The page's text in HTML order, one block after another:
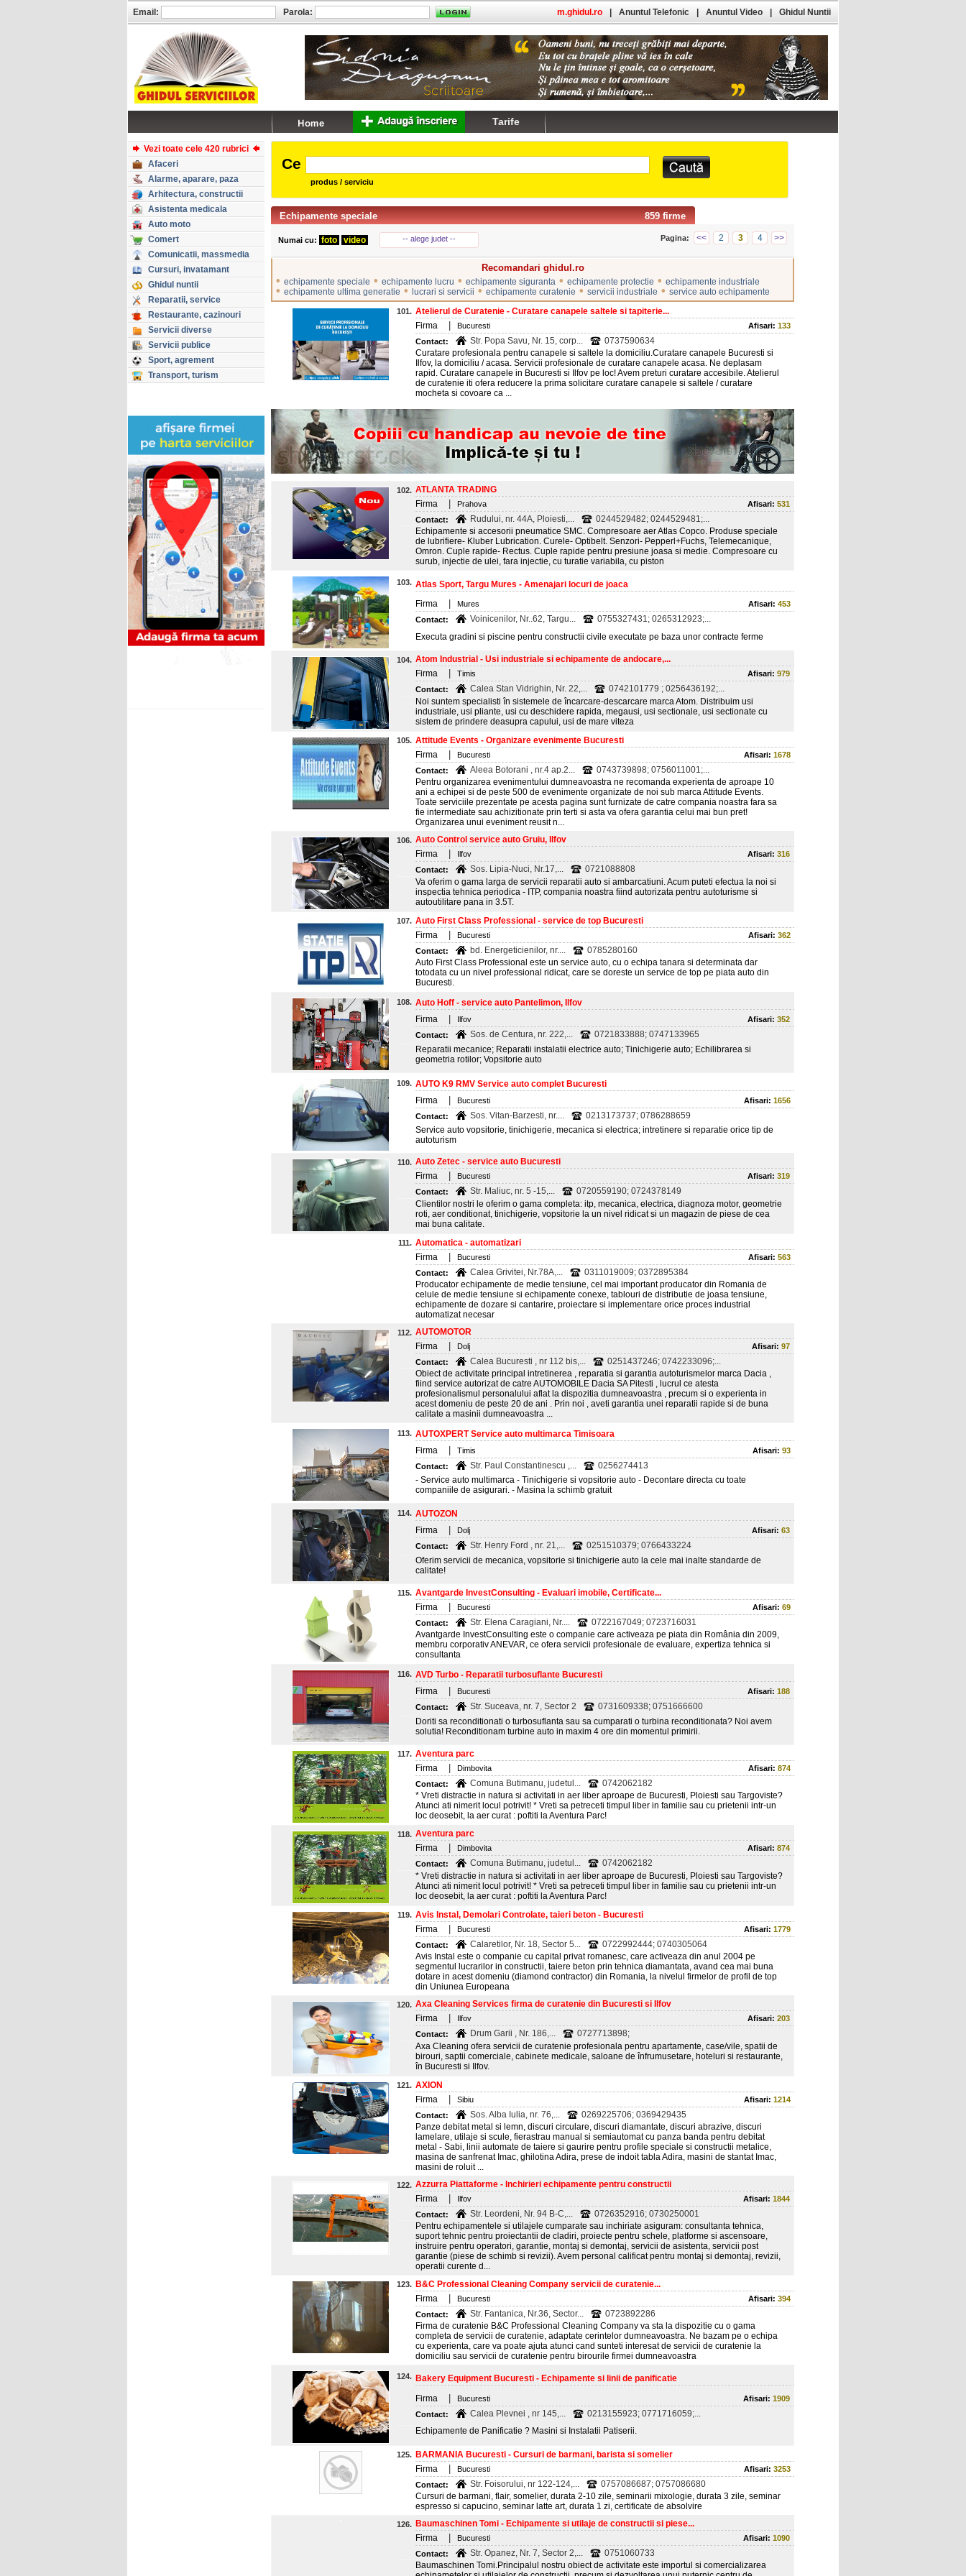
Vezi toate cele 420 rubrici
Afaceri
Alarme, aparare, paza
Arhitectura, constructii
Asistenta medicala
Auto moto
Comert
Comunicatii, massmedia
Cursuri, invatamant
Ghidul nuntii
Reparatii, service
Restaurante, cazinouri
Servicii diverse
Servicii publice
Sport, agrement
Transport, turism
Ce
produs / serviciu
859 firme
Echipamente speciale
Numai cu: foto video -- alege judet -- Pagina: << 2 3 4 >>
Recomandari ghidul.ro
• echipamente speciale • echipamente lucru • echipamente siguranta • echipamente protectie • echipamente industriale
• echipamente ultima generatie • lucrari si servicii • echipamente curatenie • servicii industriale • service auto echipamente
101. Atelierul de Curatenie - Curatare canapele saltele si tapiterie...
Firma
Bucuresti Afisari: 133
Contact:
Str. Popa Savu, Nr. 15, corp...
0737590634
Curatare profesionala pentru canapele si saltele la domiciliu.Curatare canapele Bucuresti si
Ilfov, la domiciliu / acasa. Servicii profesionale de curatare canapele acasa. Ne deplasam
rapid. Curatare canapele in Bucuresti si Ilfov pe loc! Avem preturi curatare accesibile. Atelierul
de curatenie iti ofera reducere la prima solicitare curatare canapele si saltele / curatare
mocheta si covoare ca ...
102. ATLANTA TRADING
Firma
Prahova Afisari: 531
Contact:
Rudului, nr. 44A, Ploiesti,...
0244529482; 0244529481;...
Echipamente si accesorii pneumatice SMC. Compresoare aer Atlas Copco. Produse speciale
de lubrifiere- Kluber Lubrication. Curele- Optibelt. Senzori- Pepperl+Fuchs, Telemecanique,
Omron. Cuple rapide- Rectus. Cuple rapide pentru presiune joasa si medie. Compresoare cu
surub, injectie de ulei, fara injectie, cu turatie variabila, cu piston
103. Atlas Sport, Targu Mures - Amenajari locuri de joaca
Firma
Mures Afisari: 453
Contact:
Voinicenilor, Nr..62, Targu...
0755327431; 0265312923;...
Executa gradini si piscine pentru constructii civile executate pe baza unor contracte ferme
104. Atom Industrial - Usi industriale si echipamente de andocare,...
Firma
Timis Afisari: 979
Contact:
Calea Stan Vidrighin, Nr. 22,...
0742101779 ; 0256436192;...
Noi suntem specialisti în sistemele de încarcare-descarcare marca Atom. Distribuim usi
industriale, usi pliante, usi cu deschidere rapida, megausi, usi sectionale, usi sectionate cu
sistem de prindere deasupra capului, usi de mare viteza
105. Attitude Events - Organizare evenimente Bucuresti
Firma
Bucuresti Afisari: 1678
Contact:
Aleea Botorani , nr.4 ap.2...
0743739898; 0756011001;...
Pentru organizarea evenimentului dumneavoastra ne recomanda experienta de aproape 10
ani a echipei si de peste 500 de evenimente organizate de noi sub marca Attitude Events.
Toate serviciile prezentate pe acesta pagina sunt furnizate de catre compania noastra fara sa
fie intermediate sau achizitionate prin terti si asta va ofera garantia celui mai bun pret!
Organizarea unui eveniment reusit n...
106. Auto Control service auto Gruiu, Ilfov
Firma
Ilfov Afisari: 316
Contact:
Sos. Lipia-Nuci, Nr.17,...
0721088808
Va oferim o gama larga de servicii reparatii auto si ambarcatiuni. Acum puteti efectua la noi si
inspectia tehnica periodica - ITP, compania noastra fiind autorizata pentru autoturisme si
autoutilitare pana in 3.5T.
107. Auto First Class Professional - service de top Bucuresti
Firma
Bucuresti Afisari: 362
Contact:
bd. Energeticienilor, nr....
0785280160
Auto First Class Professional este un service auto, cu o echipa tanara si determinata dar
totodata cu un nivel professional ridicat, care se doreste un service de top pe piata auto din
Bucuresti.
108. Auto Hoff - service auto Pantelimon, Ilfov
Firma
Ilfov Afisari: 352
Contact:
Sos. de Centura, nr. 222,...
0721833888; 0747133965
Reparatii mecanice; Reparatii instalatii electrice auto; Tinichigerie auto; Echilibrarea si
geometria rotilor; Vopsitorie auto
109. AUTO K9 RMV Service auto complet Bucuresti
Firma
Bucuresti Afisari: 1656
Contact:
Sos. Vitan-Barzesti, nr....
0213173737; 0786288659
Service auto vopsitorie, tinichigerie, mecanica si electrica; intretinere si reparatie orice tip de
autoturism
110. Auto Zetec - service auto Bucuresti
Firma
Bucuresti Afisari: 319
Contact:
Str. Maliuc, nr. 5 -15,...
0720559190; 0724378149
Clientilor nostri le oferim o gama completa: itp, mecanica, electrica, diagnoza motor, geometrie
roti, aer conditionat, tinichigerie, vopsitorie la un nivel ridicat si un magazin de piese de cea
mai buna calitate.
111. Automatica - automatizari
Firma
Bucuresti Afisari: 563
Contact:
Calea Grivitei, Nr.78A,...
0311019009; 0372895384
Producator echipamente de medie tensiune, cel mai important producator din Romania de
celule de medie tensiune si echipamente conexe, tablouri de distributie de joasa tensiune,
echipamente de dozare si cantarire, proiectare si implementare orice proces industrial
automatizat necesar
112. AUTOMOTOR
Firma
Dolj Afisari: 97
Contact:
Calea Bucuresti , nr 112 bis,...
0251437246; 0742233096;...
Obiect de activitate principal intretinerea , reparatia si garantia autoturismelor marca Dacia ,
fiind service autorizat de catre AUTOMOBILE Dacia SA Pitesti , lucrul ce atesta
profesionalismul personalului aflat la dispozitia dumneavoastra , precum si o experienta in
acest domeniu de peste 20 de ani . Prin noi , aveti garantia unei reparatii rapide si de buna
calitate a masinii dumneavoastra ...
113. AUTOXPERT Service auto multimarca Timisoara
Firma
Timis Afisari: 93
Contact:
Str. Paul Constantinescu ,...
0256274413
- Service auto multimarca - Tinichigerie si vopsitorie auto - Decontare directa cu toate
companiile de asigurari. - Masina la schimb gratuit
114. AUTOZON
Firma
Dolj Afisari: 63
Contact:
Str. Henry Ford , nr. 21,...
0251510379; 0766433224
Oferim servicii de mecanica, vopsitorie si tinichigerie auto la cele mai inalte standarde de
calitate!
115. Avantgarde InvestConsulting - Evaluari imobile, Certificate...
Firma
Bucuresti Afisari: 69
Contact:
Str. Elena Caragiani, Nr....
0722167049; 0723716031
Avantgarde InvestConsulting este o companie care activeaza pe piata din România din 2009,
membru corporativ ANEVAR, ce ofera servicii profesionale de evaluare, expertiza tehnica si
consultanta
116. AVD Turbo - Reparatii turbosuflante Bucuresti
Firma
Bucuresti Afisari: 188
Contact:
Str. Suceava, nr. 7, Sector 2
0731609338; 0751666600
Doriti sa reconditionati o turbosuflanta sau sa cumparati o turbina reconditionata? Noi avem
solutia! Reconditionam turbine auto in maxim 4 ore din momentul primirii.
117. Aventura parc
Firma
Dimbovita Afisari: 874
Contact:
Comuna Butimanu, judetul...
0742062182
* Vreti distractie in natura si activitati in aer liber aproape de Bucuresti, Ploiesti sau Targoviste?
Atunci ati nimerit locul potrivit! * Vreti sa petreceti timpul liber in familie sau cu prietenii intr-un
loc deosebit, la aer curat : poftiti la Aventura Parc!
118. Aventura parc
Firma
Dimbovita Afisari: 874
Contact:
Comuna Butimanu, judetul...
0742062182
* Vreti distractie in natura si activitati in aer liber aproape de Bucuresti, Ploiesti sau Targoviste?
Atunci ati nimerit locul potrivit! * Vreti sa petreceti timpul liber in familie sau cu prietenii intr-un
loc deosebit, la aer curat : poftiti la Aventura Parc!
119. Avis Instal, Demolari Controlate, taieri beton - Bucuresti
Firma
Bucuresti Afisari: 1779
Contact:
Calaretilor, Nr. 18, Sector 5...
0722992444; 0740305064
Avis Instal este o companie cu capital privat romanesc, care activeaza din anul 2004 pe
segmentul lucrarilor in constructii, taiere beton prin tehnica diamantata, avand cea mai buna
dotare in acest domeniu (diamond contractor) din Romania, la nivelul firmelor de profil de top
din Uniunea Europeana
120. Axa Cleaning Services firma de curatenie din Bucuresti si Ilfov
Firma
Ilfov Afisari: 203
Contact:
Drum Garii , Nr. 186,...
0727713898;
Axa Cleaning ofera servicii de curatenie profesionala pentru apartamente, case/vile, spatii de
birouri, saptii comerciale, cabinete medicale, saloane de înfrumusetare, hoteluri si restaurante,
în Bucuresti si Ilfov.
121. AXION
Firma
Sibiu Afisari: 1214
Contact:
Sos. Alba Iulia, nr. 76,...
0269225706; 0369429435
Panze debitat metal si lemn, discuri circulare, discuri diamantate, discuri abrazive, discuri
lamelare, utilaje si scule, fierastrau manual si semiautomat cu panza banda pentru debitat
metal - Sabi, linii automate de taiere si gaurire pentru profile speciale si constructii metalice,
masina de sanfrenat Imac, ghilotina Adira, prese de indoit tabla Adira, masini de stantat Imac,
masini de roluit ...
122. Azzurra Piattaforme - Inchirieri echipamente pentru constructii
Firma
Ilfov Afisari: 1844
Contact:
Str. Leordeni, Nr. 94 B-C,...
0726352916; 0730250001
Pentru echipamentele si utilajele cumparate sau inchiriate asiguram: consultanta tehnica,
suport tehnic pentru proiectantii de cladiri, proiecte pentru schele, platforme si ascensoare,
instruire pentru operatori, garantie, montaj si demontaj, servicii de asistenta, servicii post
garantie (piese de schimb si revizii). Avem personal calificat pentru montaj si demontaj, revizii,
operatii curente d...
123. B&C Professional Cleaning Company servicii de curatenie...
Firma
Bucuresti Afisari: 394
Contact:
Str. Fantanica, Nr.36, Sector...
0723892286
Firma de curatenie B&C Professional Cleaning Company va sta la dispozitie cu o gama
completa de servicii de curatenie, adaptate cerintelor dumneavoastra. Ne bazam pe o echipa
cu experienta, care va poate ajuta atunci cand sunteti interesat de servicii de curatenie la
domiciliu sau servicii de curatenie pentru birourile firmei dumneavoastra
124. Bakery Equipment Bucuresti - Echipamente si linii de panificatie
Firma
Bucuresti Afisari: 1909
Contact:
Calea Plevnei , nr 145,...
0213155923; 0771716059;...
Echipamente de Panificatie ? Masini si Instalatii Patiserii.
125. BARMANIA Bucuresti - Cursuri de barmani, barista si somelier
Firma
Bucuresti Afisari: 3253
Contact:
Str. Foisorului, nr 122-124,...
0757086687; 0757086680
Cursuri de barmani, flair, somelier, durata 2-10 zile, seminarii mixologie, durata 3 zile, seminar
espresso si capucino, seminar latte art, durata 1 zi, certificate de absolvire
126. Baumaschinen Tomi - Echipamente si utilaje de constructii si piese...
Firma
Bucuresti Afisari: 1090
Contact:
Str. Opanez, Nr. 7, Sector 2,...
0751060733
Baumaschinen Tomi.Principalul nostru obiect de activitate este importul si comercializarea
Email: Parola: m.ghidul.ro Anuntul Telefonic Anuntul Video Ghidul Nuntii
Tarife